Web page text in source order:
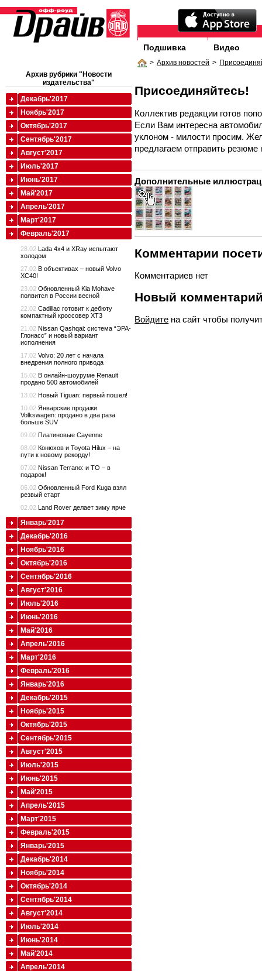
Подшивка Видео
> Архив новостей >
Присоединяйтесь!
Коллектив редакции готов
Если Вам интересна
уклоном - милости просим.
предлагаем отправить резюме
Дополнительные
Комментарии
Комментариев нет
Новый
Войдите на сайт чтобы
Архив рубрики "Новости
издательства"
Декабрь'2017
Ноябрь'2017
Октябрь'2017
Сентябрь'2017
Август'2017
Июль'2017
Июнь'2017
Май'2017
Апрель'2017
Март'2017
Февраль'2017
28.02 Lada 4x4 и XRay испытают
холодом
27.02 В объективах – новый Volvo
XC40!
23.02 Обновленный Kia Mohave
появится в России весной
22.02 Cadillac готовит к дебюту
компактный кроссовер XT3
21.02 Nissan Qashqai: система “ЭРА-
Глонасс” и новый вариант
исполнения
17.02 Volvo: 20 лет с начала
внедрения полного привода
15.02 В онлайн-шоуруме Renault
продано 500 автомобилей
13.02 Новый Tiguan: первый пошел!
10.02 Январские продажи
Volkswagen: продано в два раза
больше SUV
09.02 Платиновые Cayenne
08.02 Конюхов и Toyota Hilux – на
пути к новому рекорду!
07.02 Nissan Terrano: и ТО – в
подарок!
06.02 Обновленный Ford Kuga взял
резвый старт
02.02 Land Rover делает зиму ярче
Январь'2017
Декабрь'2016
Ноябрь'2016
Октябрь'2016
Сентябрь'2016
Август'2016
Июль'2016
Июнь'2016
Май'2016
Апрель'2016
Март'2016
Февраль'2016
Январь'2016
Декабрь'2015
Ноябрь'2015
Октябрь'2015
Сентябрь'2015
Август'2015
Июль'2015
Июнь'2015
Май'2015
Апрель'2015
Март'2015
Февраль'2015
Январь'2015
Декабрь'2014
Ноябрь'2014
Октябрь'2014
Сентябрь'2014
Август'2014
Июль'2014
Июнь'2014
Май'2014
Апрель'2014